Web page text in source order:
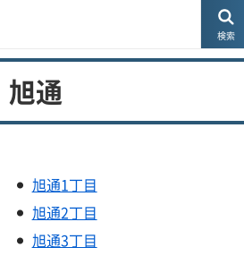
検索
旭通
旭通1丁目
旭通2丁目
旭通3丁目